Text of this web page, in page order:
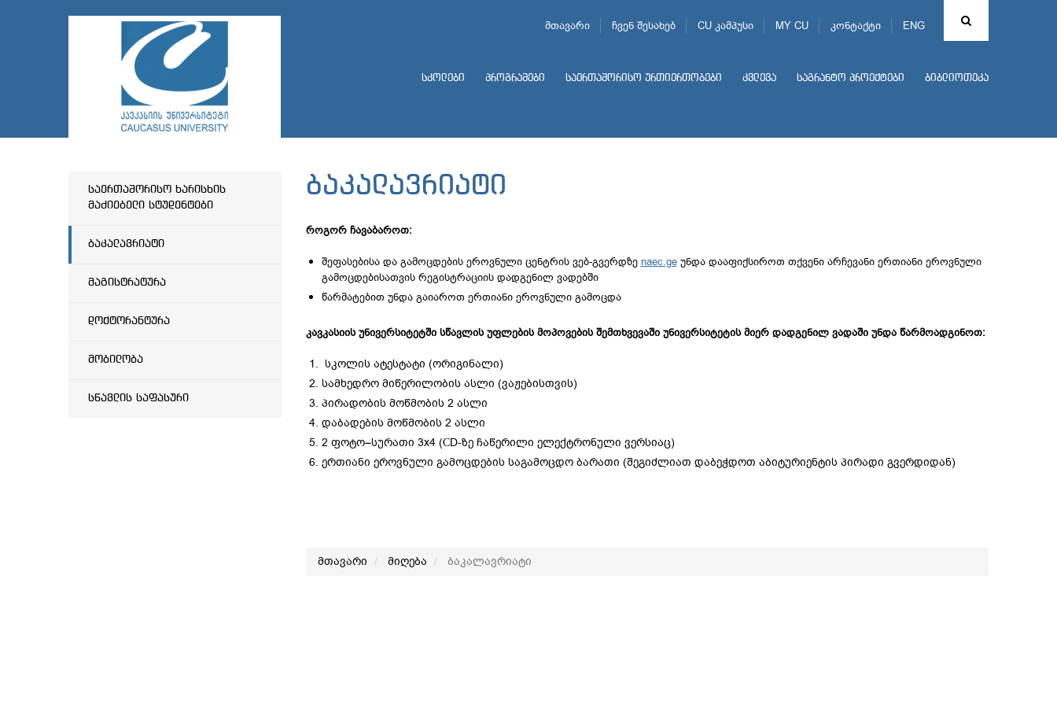
ENG
მთავარი ჩვენ შესახებ CU კამპუსი MY CU კონტაქტი
სკოლები პროგრამები საერთაშორისო ურთიერთობები კვლევა საგრანტო პროექტები ბიბლიოთეკა
საერთაშორისო ხარისხის
მაძიებელი სტუდენტები
ბაკალავრიატი
მაგისტრატურა
დოქტორანტურა
მობილობა
სწავლის საფასური
ბაკალავრიატი
როგორ ჩავაბაროთ:
შეფასებისა და გამოცდების ეროვნული ცენტრის ვებ-გვერდზე naec.geუნდა დააფიქსიროთ თქვენი არჩევანი ერთიანი ეროვნული
გამოცდებისათვის რეგისტრაციის დადგენილ ვადებში
წარმატებით უნდა გაიაროთ ერთიანი ეროვნული გამოცდა
კავკასიის უნივერსიტეტში სწავლის უფლების მოპოვების შემთხვევაში უნივერსიტეტის მიერ დადგენილ ვადაში უნდა წარმოადგინოთ:
სკოლის ატესტატი (ორიგინალი)
სამხედრო მიწერილობის ასლი (ვაჟებისთვის)
პირადობის მოწმობის 2 ასლი
დაბადების მოწმობის 2 ასლი
2 ფოტო–სურათი 3x4 (СD-ზე ჩაწერილი ელექტრონული ვერსიაც)
ერთიანი ეროვნული გამოცდების საგამოცდო ბარათი (შეგიძლიათ დაბეჭდოთ აბიტურიენტის პირადი გვერდიდან)
მთავარი მიღება ბაკალავრიატი